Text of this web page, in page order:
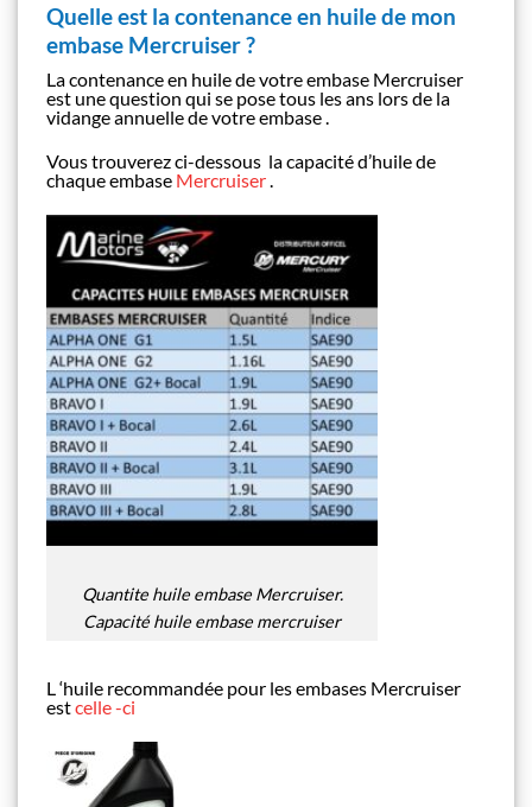
Quelle est la contenance en huile de mon
embase Mercruiser ?
La contenance en huile de votre embase Mercruiser
est une question qui se pose tous les ans lors de la
vidange annuelle de votre embase .
Vous trouverez ci-dessous la capacité d’huile de
chaque embase Mercruiser.
Quantite huile embase Mercruiser.
Capacité huile embase mercruiser
L ‘huile recommandée pour les embases Mercruiser
estcelle -ci